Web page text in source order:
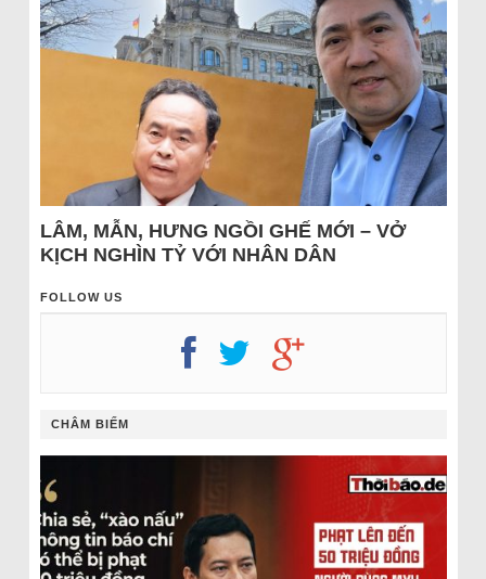
LÂM, MẪN, HƯNG NGỒI GHẾ MỚI – VỞ
KỊCH NGHÌN TỶ VỚI NHÂN DÂN
FOLLOW US
CHÂM BIẾM